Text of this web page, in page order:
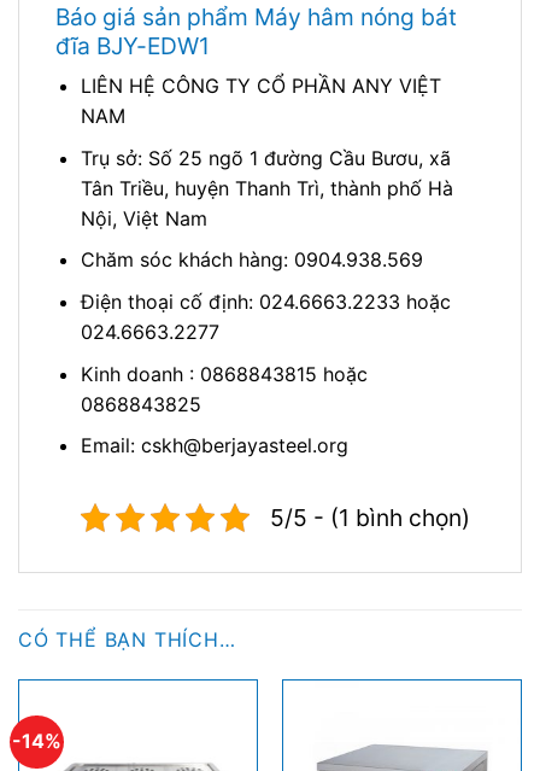
Báo giá sản phẩm Máy hâm nóng bát
đĩa BJY-EDW1
LIÊN HỆ CÔNG TY CỔ PHẦN ANY VIỆT
NAM
Trụ sở: Số 25 ngõ 1 đường Cầu Bươu, xã
Tân Triều, huyện Thanh Trì, thành phố Hà
Nội, Việt Nam
Chăm sóc khách hàng: 0904.938.569
Điện thoại cố định: 024.6663.2233 hoặc
024.6663.2277
Kinh doanh : 0868843815 hoặc
0868843825
Email: cskh@berjayasteel.org
5/5 - (1 bình chọn)
CÓ THỂ BẠN THÍCH…
-14%